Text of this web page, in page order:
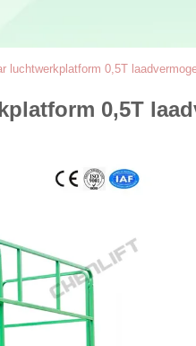
luchtwerkplatform 0,5T
0,5T